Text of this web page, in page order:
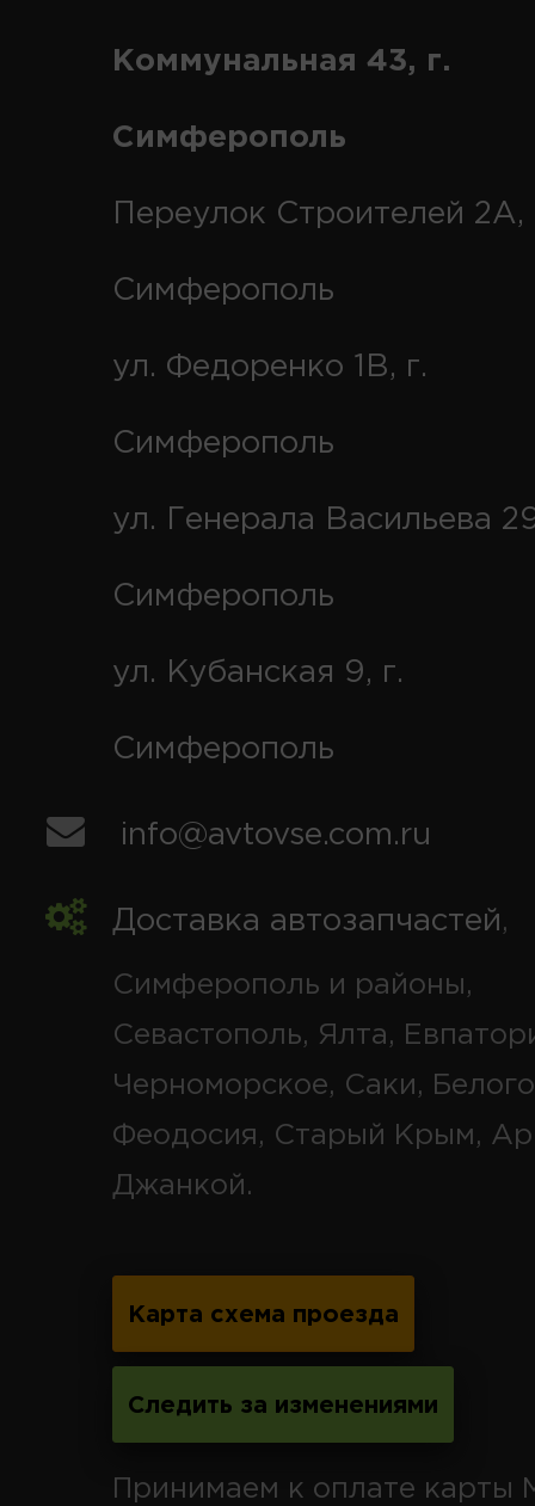
Коммунальная 43, г.
Симферополь
Переулок Строителей 2А,
Симферополь
ул. Федоренко 1В, г.
Симферополь
ул. Генерала Васильева
Симферополь
ул. Кубанская 9, г.
Симферополь
info@avtovse.com.ru
Доставка автозапчастей,
Симферополь и районы,
Севастополь, Ялта,
Черноморское, Саки,
Феодосия, Старый Крым,
Джанкой.
Карта схема проезда
Следить за изменениями
Принимаем к оплате карты